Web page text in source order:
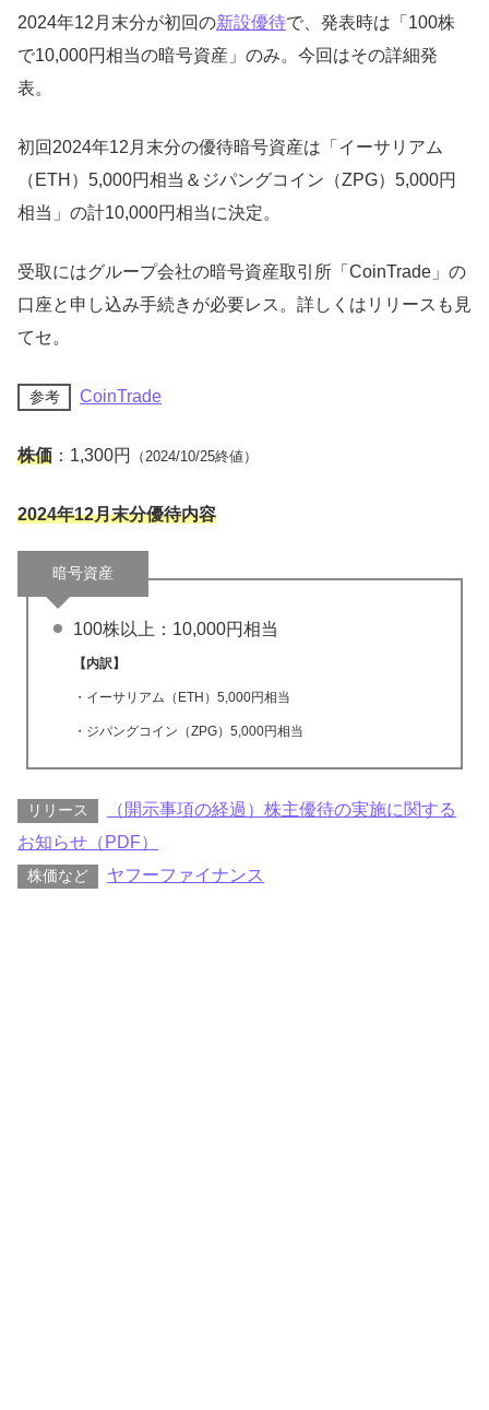
2024年12月末分が初回の新設優待で、発表時は「100株
で10,000円相当の暗号資産」のみ。今回はその詳細発
表。
初回2024年12月末分の優待暗号資産は「イーサリアム
（ETH）5,000円相当＆ジパングコイン（ZPG）5,000円
相当」の計10,000円相当に決定。
受取にはグループ会社の暗号資産取引所「CoinTrade」の
口座と申し込み手続きが必要レス。詳しくはリリースも見
てセ。
参考 CoinTrade
株価 ：1,300円 （2024/10/25終値）
2024年12月末分優待内容
暗号資産
100株以上：10,000円相当
【内訳】
・イーサリアム（ETH）5,000円相当
・ジパングコイン（ZPG）5,000円相当
リリース
（開示事項の経過）株主優待の実施に関する
お知らせ（PDF）
株価など ヤフーファイナンス